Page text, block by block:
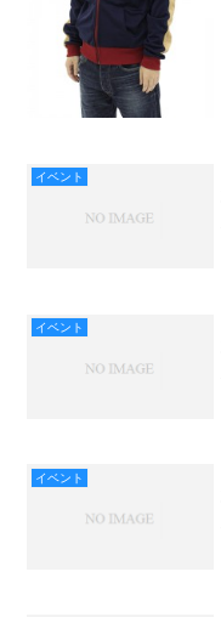
イベント
イベント
イベント